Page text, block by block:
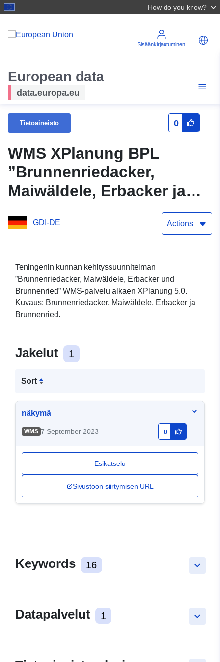
How do you know?
Sisäänkirjautuminen
European data
data.europa.eu
Tietoaineisto 0
WMS XPlanung BPL
”Brunnenriedacker,
Maiwäldele, Erbacker ja
GDI-DE Actions
Teningenin kunnan kehityssuunnitelman
”Brunnenriedacker, Maiwäldele, Erbacker und
Brunnenried” WMS-palvelu alkaen XPlanung 5.0.
Kuvaus: Brunnenriedacker, Maiwäldele, Erbacker ja
Brunnenried.
Jakelut 1
Sort
näkymä
WMS 7 September 2023 0
Esikatselu
Sivustoon siirtymisen URL
keyboard_arrow_down
Keywords 16
keyboard_arrow_down
Datapalvelut 1